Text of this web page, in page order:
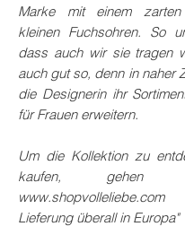
Marke mit einem
kleinen Fuchsohren. So
dass auch wir sie tragen
auch gut so, denn in naher
die Designerin ihr
für Frauen erweitern.
Um die Kollektion zu
kaufen,
www.shopvolleliebe.com
Lieferung überall in Europa"